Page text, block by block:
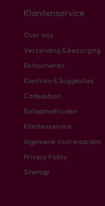
Klantenservice
Over ons
Verzending & bezorging
Retourneren
Klachten & Suggesties
Cadeaubon
Betaalmethoden
Klantenservice
Algemene voorwaarden
Privacy Policy
Sitemap